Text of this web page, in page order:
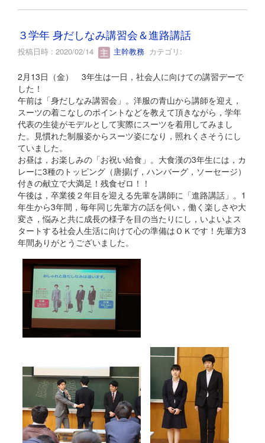
３学年 身だしなみ講習会＆進路講話
投稿日時 : 2020/02/14 主幹教務 カテゴリ:
2月13日（金） 3年生は一日，社会人に向けての講習デーで
した！
午前は「身だしなみ講習会」。洋服の青山から講師を迎え，
スーツの着こなしのポイントなどを教えて頂きながら，学年
代表の生徒がモデルとして実際にスーツを着用してみまし
た。見慣れた制服姿からスーツ姿になり，照れくさそうにし
ていました。
お昼は，お楽しみの「お祝い給食」。大食漢の3年生には，カ
レーに3種のトッピング（唐揚げ，ハンバーグ，ソーセージ）
付きの献立で大満足！残食ゼロ！！
午後は，卒業後２年目を迎える先輩を講師に「進路講話」。1
年生から3年間，毎年同じ先輩方の話を伺い，働く楽しさや大
変さ，悩みと共に成長の様子を目の当たりにし，いよいよス
タートする社会人生活に向けて心の準備はＯＫです！先輩方3
年間ありがとうございました。